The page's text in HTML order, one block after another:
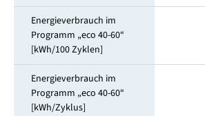
Energieverbrauch im
Programm „eco 40-60“
[kWh/100 Zyklen]
Energieverbrauch im
Programm „eco 40-60“
[kWh/Zyklus]